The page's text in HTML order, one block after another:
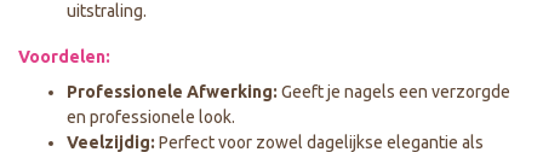
uitstraling.
Voordelen:
Professionele Afwerking: Geeft je nagels een verzorgde
en professionele look.
Veelzijdig: Perfect voor zowel dagelijkse elegantie als